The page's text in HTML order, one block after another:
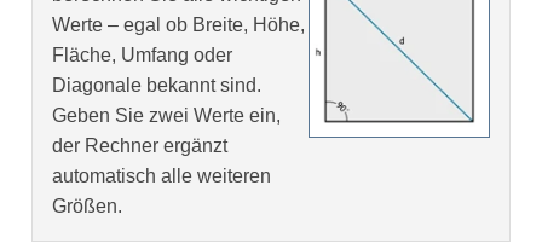
Werte – egal ob Breite, Höhe,
Fläche, Umfang oder
Diagonale bekannt sind.
Geben Sie zwei Werte ein,
der Rechner ergänzt
automatisch alle weiteren
Größen.